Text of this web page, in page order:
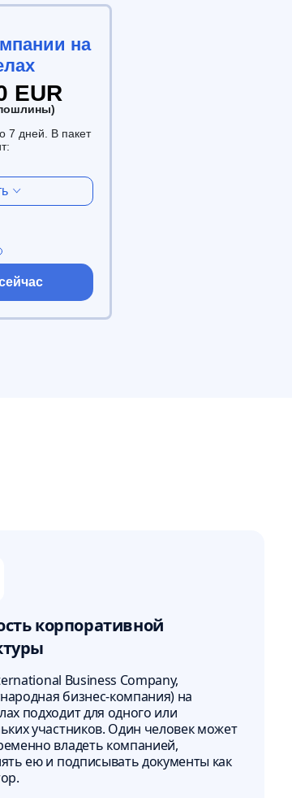
на
EUR
7 дней. В пакет
корпоративной
Business Company,
бизнес-компания) на
подходит для одного или
участников. Один человек может
владеть компанией,
ею и подписывать документы как